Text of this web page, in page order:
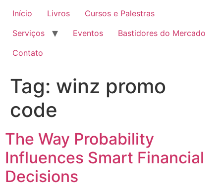
Início Livros
Cursos e Palestras
Serviços
Eventos
Bastidores do Mercado
Contato
Tag: winz promo
code
The Way Probability
Influences Smart Financial
Decisions